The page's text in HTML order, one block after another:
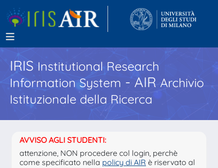
IRISInstitutional Research
Information System - AIR Archivio
Istituzionale della Ricerca
AVVISO AGLI STUDENTI:
attenzione, NON procedere col login, perchè
come specificato nella policy di AIR è riservato al